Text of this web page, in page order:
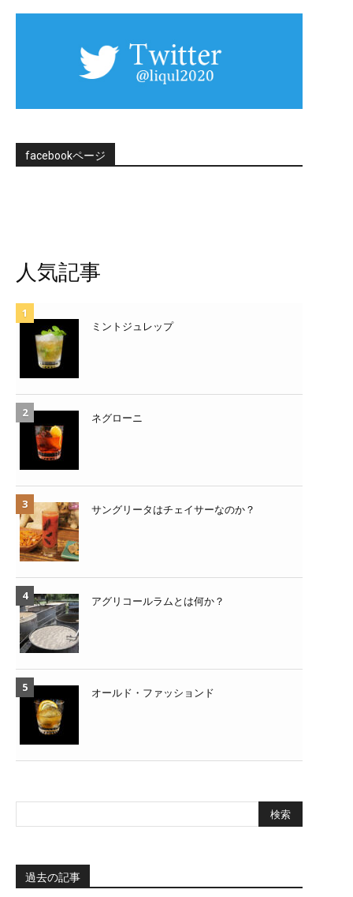
facebookページ
人気記事
ミントジュレップ
ネグローニ
サングリータはチェイサーなのか？
アグリコールラムとは何か？
オールド・ファッションド
過去の記事